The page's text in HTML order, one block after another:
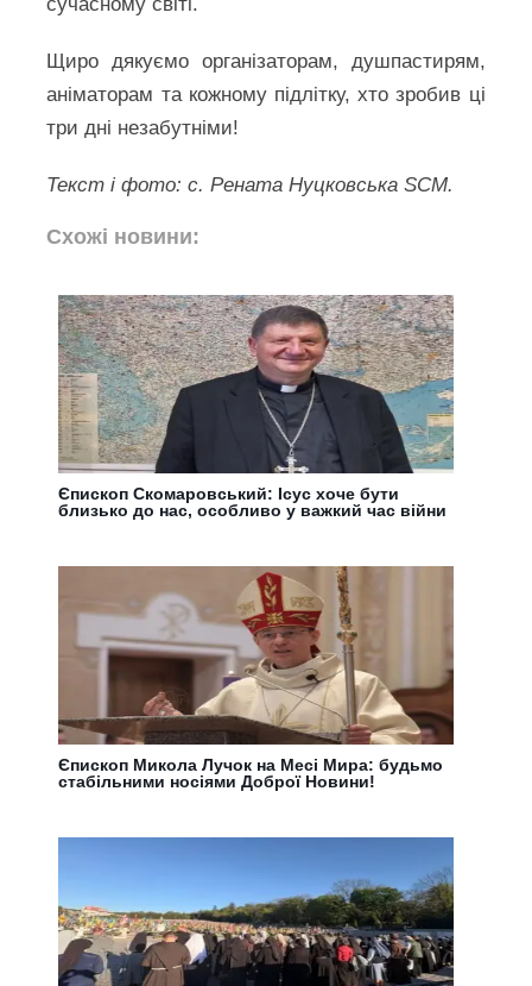
Щиро дякуємо організаторам, душпастирям,
аніматорам та кожному підлітку, хто зробив ці
три дні незабутніми!
Текст і фото: с. Рената Нуцковська SCM.
Схожі новини:
Єпископ Скомаровський: Ісус хоче бути
близько до нас, особливо у важкий час війни
Єпископ Микола Лучок на Месі Мира: будьмо
стабільними носіями Доброї Новини!